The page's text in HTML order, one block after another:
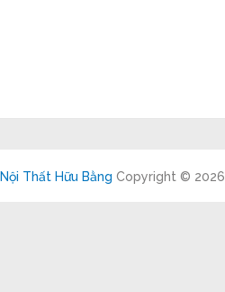
Nội Thất Hữu Bằng Copyright © 2026.